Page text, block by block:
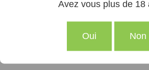
Acheter le produit
Avez vous plus de 18
Oui Non